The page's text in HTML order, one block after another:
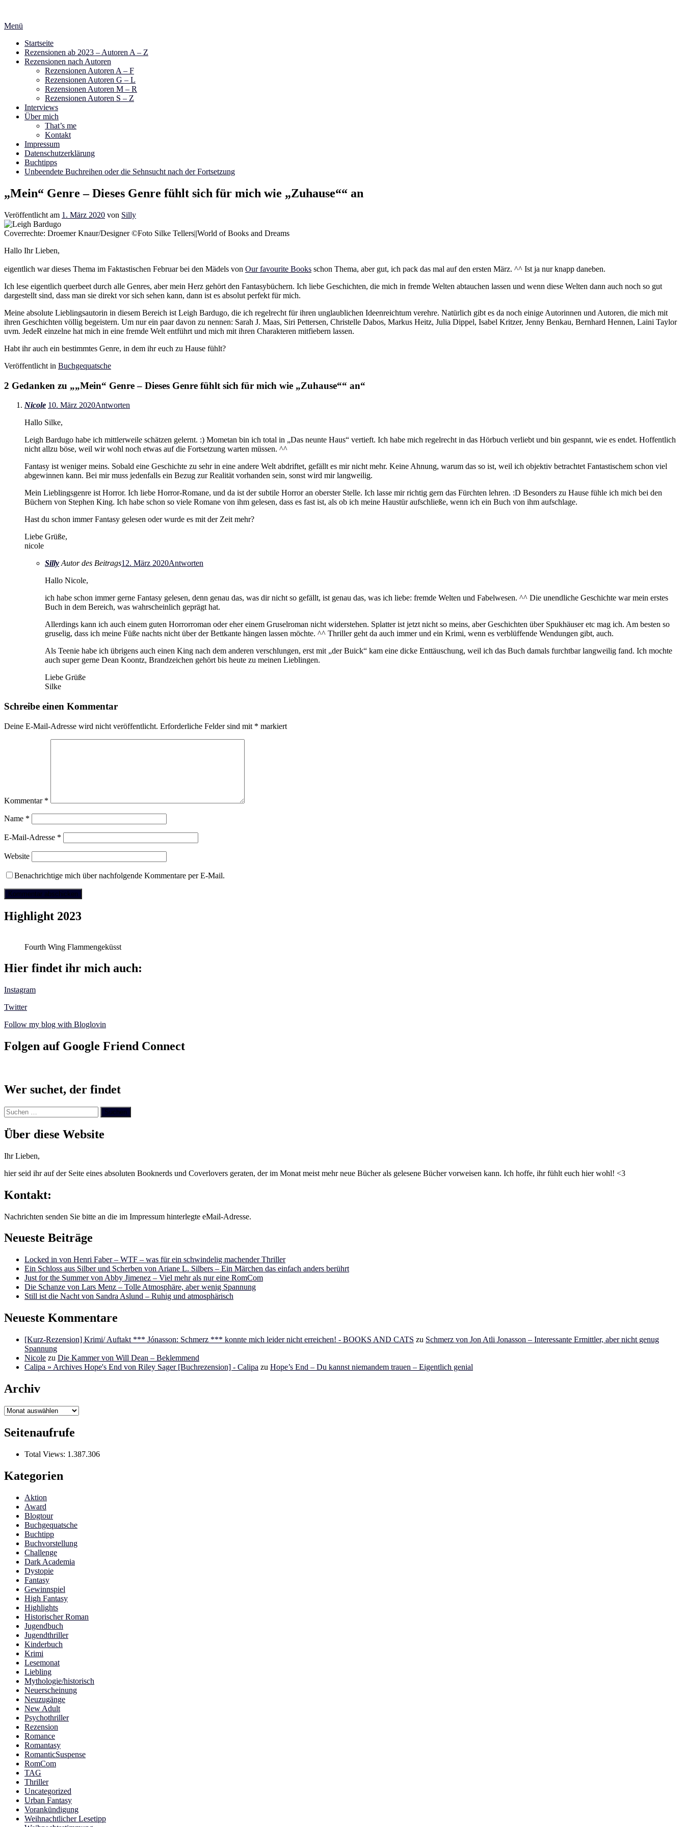
springen
Menü
Startseite
Rezensionen ab 2023 – Autoren A – Z
Rezensionen nach Autoren
Rezensionen Autoren A – F
Rezensionen Autoren G – L
Rezensionen Autoren M – R
Rezensionen Autoren S – Z
Interviews
Über mich
That’s me
Kontakt
Impressum
Datenschutzerklärung
Buchtipps
Unbeendete Buchreihen oder die Sehnsucht nach der Fortsetzung
„Mein“ Genre – Dieses Genre fühlt sich für mich wie „Zuhause““ an
Veröffentlicht am 1. März 2020 von Silly
Coverrechte: Droemer Knaur/Designer ©Foto Silke Tellers||World of Books and Dreams
Hallo Ihr Lieben,
eigentlich war dieses Thema im Faktastischen Februar bei den Mädels von Our favourite Books schon Thema, aber gut, ich pack das mal auf den ersten März. ^^ Ist ja nur knapp daneben.
Ich lese eigentlich querbeet durch alle Genres, aber mein Herz gehört den Fantasybüchern. Ich liebe Geschichten, die mich in fremde Welten abtauchen lassen und wenn diese Welten dann auch noch so gut
dargestellt sind, dass man sie direkt vor sich sehen kann, dann ist es absolut perfekt für mich.
Meine absolute Lieblingsautorin in diesem Bereich ist Leigh Bardugo, die ich regelrecht für ihren unglaublichen Ideenreichtum verehre. Natürlich gibt es da noch einige Autorinnen und Autoren, die mich mit
ihren Geschichten völlig begeistern. Um nur ein paar davon zu nennen: Sarah J. Maas, Siri Pettersen, Christelle Dabos, Markus Heitz, Julia Dippel, Isabel Kritzer, Jenny Benkau, Bernhard Hennen, Laini Taylor
uvm. JedeR einzelne hat mich in eine fremde Welt entführt und mich mit ihren Charakteren mitfiebern lassen.
Habt ihr auch ein bestimmtes Genre, in dem ihr euch zu Hause fühlt?
Veröffentlicht in Buchgequatsche
2 Gedanken zu „„Mein“ Genre – Dieses Genre fühlt sich für mich wie „Zuhause““ an“
Nicole 10. März 2020Antworten
Hallo Silke,
Leigh Bardugo habe ich mittlerweile schätzen gelernt. :) Mometan bin ich total in „Das neunte Haus“ vertieft. Ich habe mich regelrecht in das Hörbuch verliebt und bin gespannt, wie es endet. Hoffentlich
nicht allzu böse, weil wir wohl noch etwas auf die Fortsetzung warten müssen. ^^
Fantasy ist weniger meins. Sobald eine Geschichte zu sehr in eine andere Welt abdriftet, gefällt es mir nicht mehr. Keine Ahnung, warum das so ist, weil ich objektiv betrachtet Fantastischem schon viel
abgewinnen kann. Bei mir muss jedenfalls ein Bezug zur Realität vorhanden sein, sonst wird mir langweilig.
Mein Lieblingsgenre ist Horror. Ich liebe Horror-Romane, und da ist der subtile Horror an oberster Stelle. Ich lasse mir richtig gern das Fürchten lehren. :D Besonders zu Hause fühle ich mich bei den
Büchern von Stephen King. Ich habe schon so viele Romane von ihm gelesen, dass es fast ist, als ob ich meine Haustür aufschließe, wenn ich ein Buch von ihm aufschlage.
Hast du schon immer Fantasy gelesen oder wurde es mit der Zeit mehr?
Liebe Grüße,
nicole
Silly Autor des Beitrags12. März 2020Antworten
Hallo Nicole,
ich habe schon immer gerne Fantasy gelesen, denn genau das, was dir nicht so gefällt, ist genau das, was ich liebe: fremde Welten und Fabelwesen. ^^ Die unendliche Geschichte war mein erstes
Buch in dem Bereich, was wahrscheinlich geprägt hat.
Allerdings kann ich auch einem guten Horrorroman oder eher einem Gruselroman nicht widerstehen. Splatter ist jetzt nicht so meins, aber Geschichten über Spukhäuser etc mag ich. Am besten so
gruselig, dass ich meine Füße nachts nicht über der Bettkante hängen lassen möchte. ^^ Thriller geht da auch immer und ein Krimi, wenn es verblüffende Wendungen gibt, auch.
Als Teenie habe ich übrigens auch einen King nach dem anderen verschlungen, erst mit „der Buick“ kam eine dicke Enttäuschung, weil ich das Buch damals furchtbar langweilig fand. Ich mochte
auch super gerne Dean Koontz, Brandzeichen gehört bis heute zu meinen Lieblingen.
Liebe Grüße
Silke
Schreibe einen Kommentar
Deine E-Mail-Adresse wird nicht veröffentlicht. Erforderliche Felder sind mit * markiert
Kommentar *
Name *
E-Mail-Adresse *
Website
Benachrichtige mich über nachfolgende Kommentare per E-Mail.
Highlight 2023
Fourth Wing Flammengeküsst
Hier findet ihr mich auch:
Instagram
Twitter
Follow my blog with Bloglovin
Folgen auf Google Friend Connect
Wer suchet, der findet
Suchen
nach:
Über diese Website
Ihr Lieben,
hier seid ihr auf der Seite eines absoluten Booknerds und Coverlovers geraten, der im Monat meist mehr neue Bücher als gelesene Bücher vorweisen kann. Ich hoffe, ihr fühlt euch hier wohl! <3
Kontakt:
Nachrichten senden Sie bitte an die im Impressum hinterlegte eMail-Adresse.
Neueste Beiträge
Locked in von Henri Faber – WTF – was für ein schwindelig machender Thriller
Ein Schloss aus Silber und Scherben von Ariane L. Silbers – Ein Märchen das einfach anders berührt
Just for the Summer von Abby Jimenez – Viel mehr als nur eine RomCom
Die Schanze von Lars Menz – Tolle Atmosphäre, aber wenig Spannung
Still ist die Nacht von Sandra Aslund – Ruhig und atmosphärisch
Neueste Kommentare
[Kurz-Rezension] Krimi/ Auftakt *** Jónasson: Schmerz *** konnte mich leider nicht erreichen! - BOOKS AND CATS zu Schmerz von Jon Atli Jonasson – Interessante Ermittler, aber nicht genug
Spannung
Nicole zu Die Kammer von Will Dean – Beklemmend
Calipa » Archives Hope's End von Riley Sager [Buchrezension] - Calipa zu Hope’s End – Du kannst niemandem trauen – Eigentlich genial
Archiv
Archiv
Seitenaufrufe
Total Views: 1.387.306
Kategorien
Aktion
Award
Blogtour
Buchgequatsche
Buchtipp
Buchvorstellung
Challenge
Dark Academia
Dystopie
Fantasy
Gewinnspiel
High Fantasy
Highlights
Historischer Roman
Jugendbuch
Jugendthriller
Kinderbuch
Krimi
Lesemonat
Liebling
Mythologie/historisch
Neuerscheinung
Neuzugänge
New Adult
Psychothriller
Rezension
Romance
Romantasy
RomanticSuspense
RomCom
TAG
Thriller
Uncategorized
Urban Fantasy
Vorankündigung
Weihnachtlicher Lesetipp